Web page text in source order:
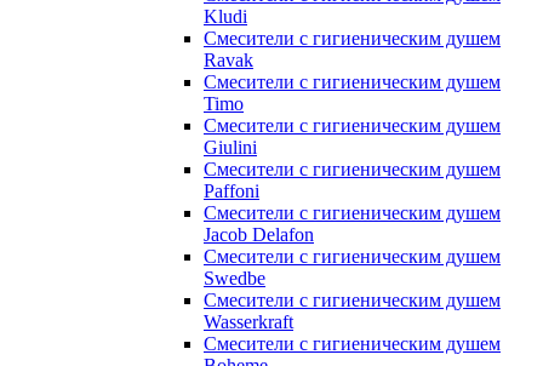
Kludi
Смесители с гигиеническим душем
Ravak
Смесители с гигиеническим душем
Timo
Смесители с гигиеническим душем
Giulini
Смесители с гигиеническим душем
Paffoni
Смесители с гигиеническим душем
Jacob Delafon
Смесители с гигиеническим душем
Swedbe
Смесители с гигиеническим душем
Wasserkraft
Смесители с гигиеническим душем